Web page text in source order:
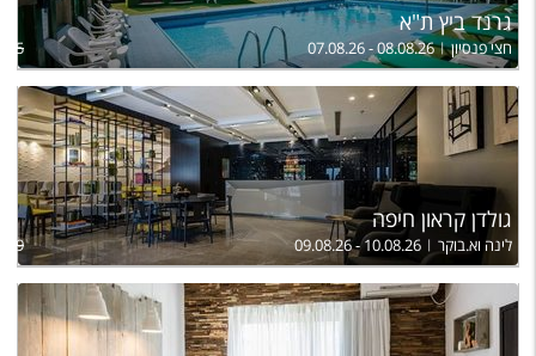
גרנד ביץ ת"א
חצי פנסיון 07.08.26 - 08.08.26
גולדן קראון חיפה
לינה וא.בוקר 09.08.26 - 10.08.26
849